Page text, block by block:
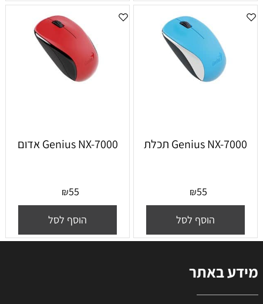
Genius NX-7000 תכלת
₪55
הוסף לסל
Genius NX-7000 אדום
₪55
הוסף לסל
מידע באתר